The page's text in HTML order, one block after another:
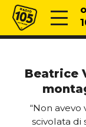
Vai al contenuto
Radio 105
Beatrice
“Non avevo
scivolata di